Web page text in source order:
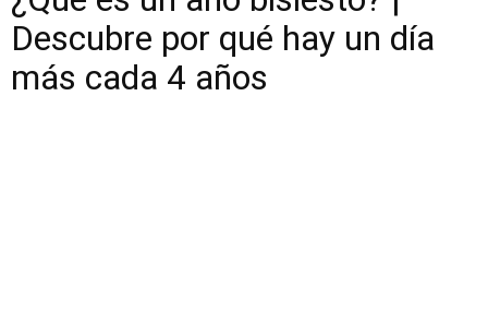
Descubre por qué hay un día
más cada 4 años